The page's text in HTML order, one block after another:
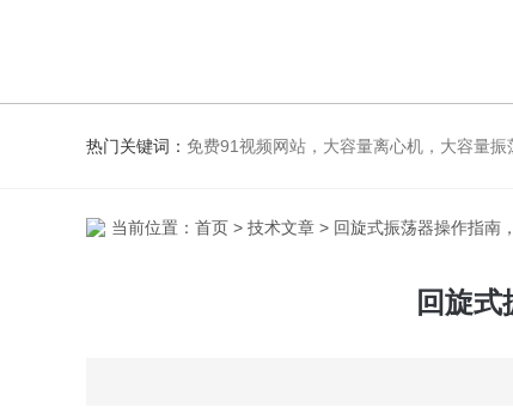
热门关键词： 免费91视频网站，大容量离心机，大容量振荡器，高速冷冻离心机，生化、光照、振荡培养箱，
当前位置： 首页 > 技术文章 > 回旋式振荡器操作指南
回旋